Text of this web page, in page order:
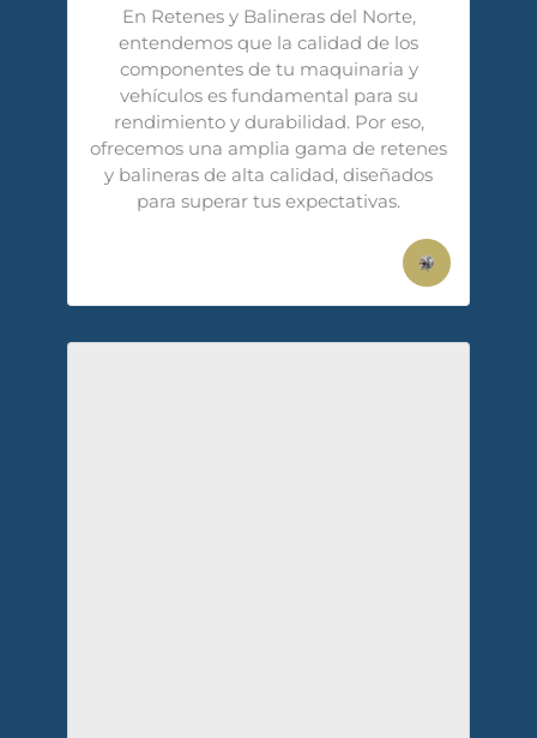
En Retenes y Balineras del Norte,
entendemos que la calidad de los
componentes de tu maquinaria y
vehículos es fundamental para su
rendimiento y durabilidad. Por eso,
ofrecemos una amplia gama de retenes
y balineras de alta calidad, diseñados
para superar tus expectativas.